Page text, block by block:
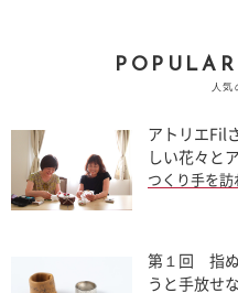
人気
アトリエFil
しい花々と
つくり手を訪
第１回 指ぬ
うと手放せ